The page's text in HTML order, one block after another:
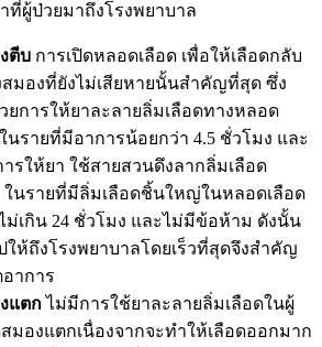
ที่ผู้ป่วยมาถึงโรงพยาบาล
ตีบ การเปิดหลอดเลือด เพื่อให้เลือดกลับ
สมองที่ยังไม่เสียหายนั้นสำคัญที่สุด ซึ่ง
ยการให้ยาละลายลิ่มเลือดทางหลอด
ในรายที่มีอาการน้อยกว่า 4.5 ชั่วโมง และ
รให้ยา ใช้สายสวนดึงลากลิ่มเลือด
ในรายที่มีลิ่มเลือดชิ้นใหญ่ในหลอดเลือด
ม่เกิน 24 ชั่วโมง และไม่มีข้อห้าม ดังนั้น
ให้ถึงโรงพยาบาลโดยเร็วที่สุดจึงสำคัญ
าการ
แตกไม่มีการใช้ยาละลายลิ่มเลือดในผู้
มองแตกเนื่องจากจะทำให้เลือดออกมาก